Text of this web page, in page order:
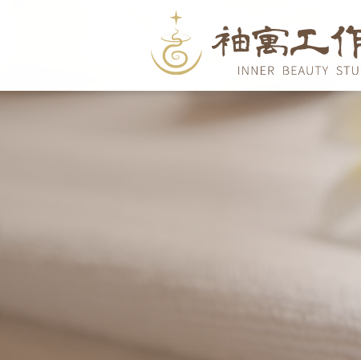
關於我們
ABOUT